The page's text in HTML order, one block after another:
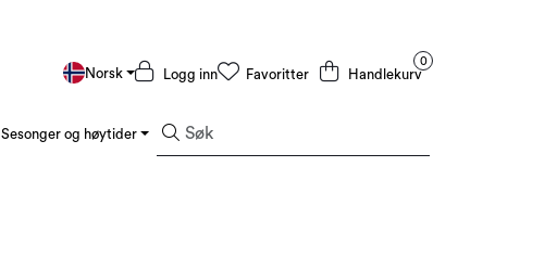
Norsk Logg inn Favoritter
0
Handlekurv
Sesonger og høytider Kampanjer og Outlet